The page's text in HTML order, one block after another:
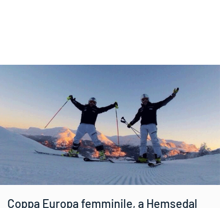
Coppa Europa femminile, a Hemsedal